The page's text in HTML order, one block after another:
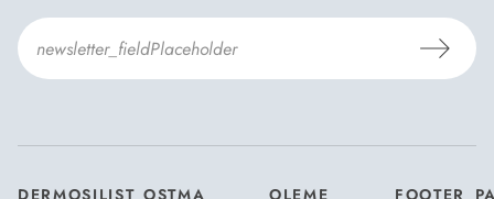
DERMOSILIST OSTMA OLEME